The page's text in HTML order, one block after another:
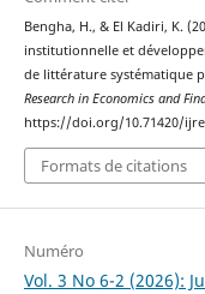
Bengha, H., & El Kadiri, K.
institutionnelle et
de littérature systématique
Research in Economics and
https://doi.org/10.71420/
Formats de citations
Numéro
Vol. 3 No 6-2 (2026):